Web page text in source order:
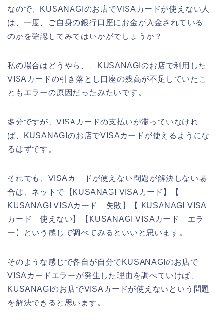
なので、KUSANAGIのお店でVISAカードが使えない人
は、一度、ご自身の銀行口座にお金が入金されている
のかを確認してみてはいかがでしょうか？
私の場合はどうやら、、KUSANAGIのお店で利用した
VISAカードの引き落とし口座の残高が不足していたこ
ともエラーの原因だったみたいです。
多分ですが、VISAカードの支払いが滞っていなけれ
ば、KUSANAGIのお店でVISAカードが使えるようにな
るはずです。
それでも、VISAカードが使えない問題が解決しない場
合は、ネットで【KUSANAGI VISAカード】【
KUSANAGI VISAカード 失敗】【 KUSANAGI VISA
カード 使えない】【KUSANAGI VISAカード エラ
ー】という感じで調べてみるといいと思います。
そのような感じで各自が自分でKUSANAGIのお店で
VISAカードエラーが発生した理由を調べていけば、
KUSANAGIのお店でVISAカードが使えないという問題
を解決できると思います。